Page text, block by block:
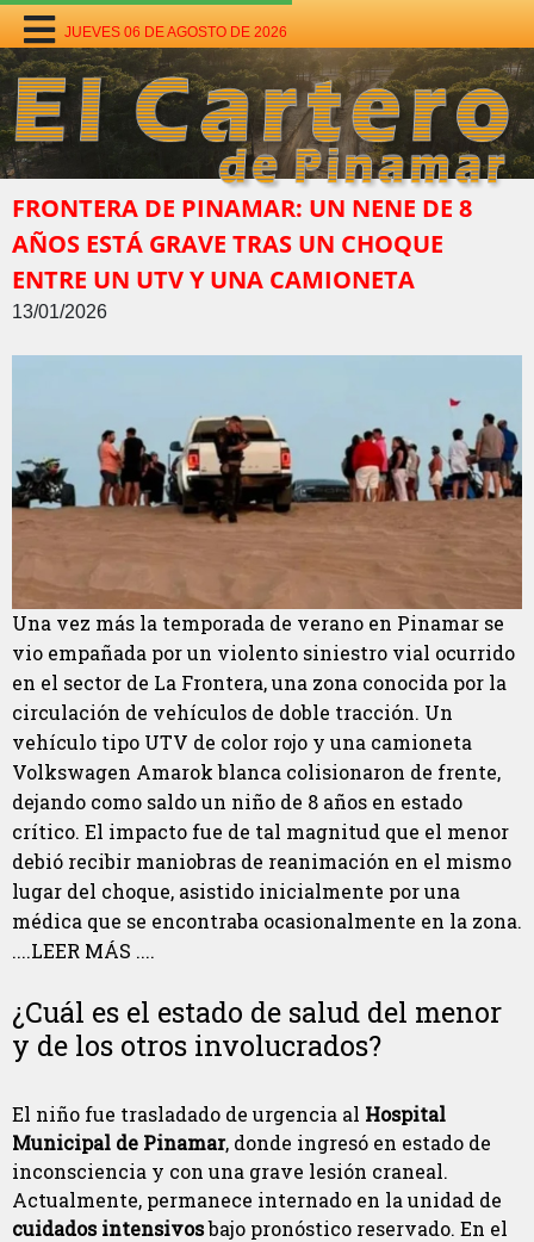
JUEVES 06 DE AGOSTO DE 2026
FRONTERA DE PINAMAR: UN NENE DE 8
AÑOS ESTÁ GRAVE TRAS UN CHOQUE
ENTRE UN UTV Y UNA CAMIONETA
13/01/2026
Una vez más la temporada de verano en Pinamar se
vio empañada por un violento siniestro vial ocurrido
en el sector de La Frontera, una zona conocida por la
circulación de vehículos de doble tracción. Un
vehículo tipo UTV de color rojo y una camioneta
Volkswagen Amarok blanca colisionaron de frente,
dejando como saldo un niño de 8 años en estado
crítico. El impacto fue de tal magnitud que el menor
debió recibir maniobras de reanimación en el mismo
lugar del choque, asistido inicialmente por una
médica que se encontraba ocasionalmente en la zona.
....LEER MÁS ....
¿Cuál es el estado de salud del menor
y de los otros involucrados?
El niño fue trasladado de urgencia al Hospital
Municipal de Pinamar, donde ingresó en estado de
inconsciencia y con una grave lesión craneal.
Actualmente, permanece internado en la unidad de
cuidados intensivosbajo pronóstico reservado. En el